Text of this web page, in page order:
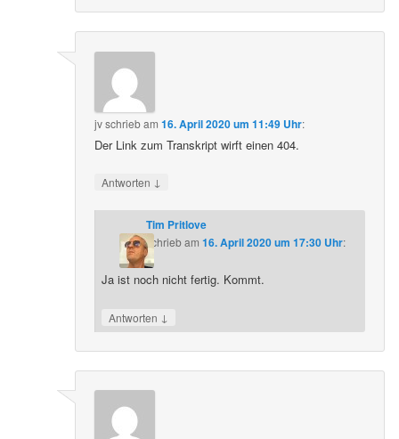
jvschriebam16. April 2020 um 11:49 Uhr:
Der Link zum Transkript wirft einen 404.
Antworten ↓
Tim Pritlove
schriebam 16. April 2020 um 17:30 Uhr:
Ja ist noch nicht fertig. Kommt.
Antworten ↓